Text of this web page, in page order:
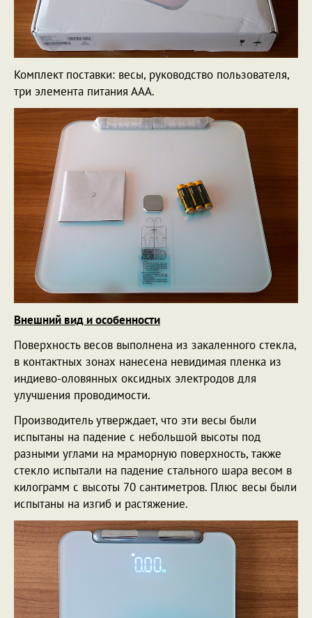
Комплект поставки: весы, руководство пользователя,
три элемента питания ААА.
Внешний вид и особенности
Поверхность весов выполнена из закаленного стекла,
в контактных зонах нанесена невидимая пленка из
индиево-оловянных оксидных электродов для
улучшения проводимости.
Производитель утверждает, что эти весы были
испытаны на падение с небольшой высоты под
разными углами на мраморную поверхность, также
стекло испытали на падение стального шара весом в
килограмм с высоты 70 сантиметров. Плюс весы были
испытаны на изгиб и растяжение.